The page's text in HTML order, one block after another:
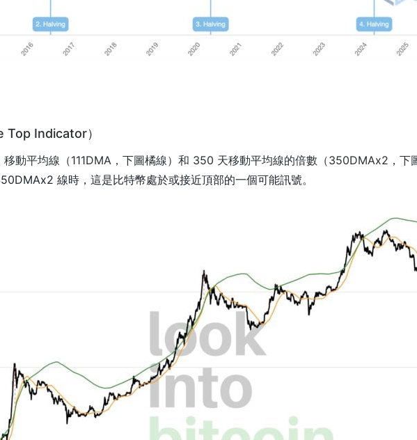
Top Indicator）
移動平均線（111DMA，下圖橘線）和 350 天移動平均線的倍數（350DMAx2，下
線時，這是比特幣處於或接近頂部的一個可能訊號。